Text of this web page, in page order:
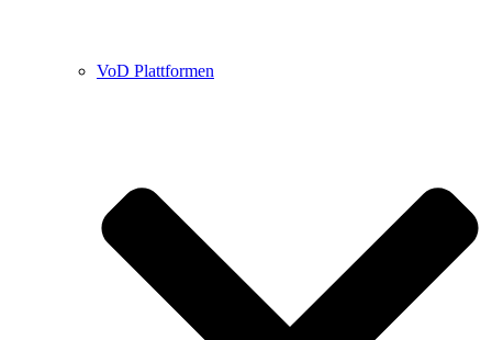
VoD Plattformen